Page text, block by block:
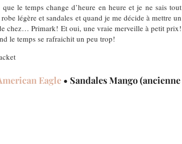
le temps change d’heure en heure et je ne sais tout
légère et sandales et quand je me décide à mettre un
chez… Primark! Et oui, une vraie merveille à petit prix!
le temps se rafraichit un peu trop!
Eagle • Sandales Mango (ancienne